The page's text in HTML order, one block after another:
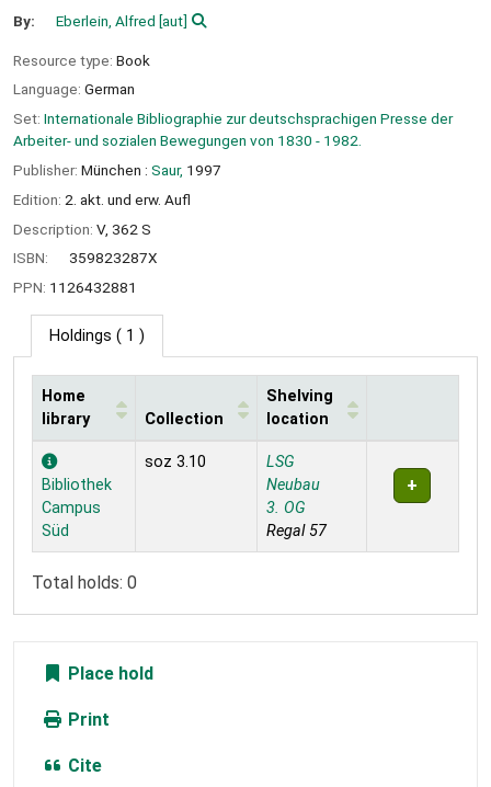
By: Eberlein, Alfred [aut]
Resource type: Book
Language: German
Set: Internationale Bibliographie zur deutschsprachigen Presse der
Arbeiter- und sozialen Bewegungen von 1830 - 1982.
Publisher: München : Saur, 1997
Edition: 2. akt. und erw. Aufl
Description: V, 362 S
ISBN:
359823287X
PPN: 1126432881
Holdings ( 1 )
Holdings
Home
library
Collection
Shelving
location
Bibliothek
Campus
Süd
soz 3.10
LSG
Neubau
3. OG
Regal 57
Total holds: 0
Place hold
Print
Cite